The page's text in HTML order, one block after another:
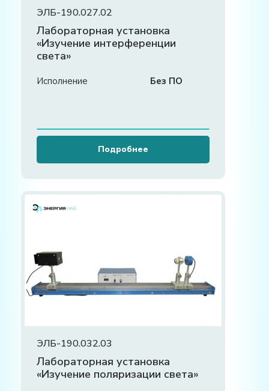
ЭЛБ-190.027.02
Лабораторная установка
«Изучение интерференции
света»
Исполнение Без ПО
Подробнее
ЭЛБ-190.032.03
Лабораторная установка
«Изучение поляризации света»